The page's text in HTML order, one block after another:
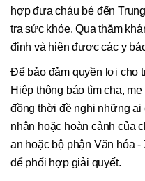
hợp đưa cháu bé đến
tra sức khỏe. Qua thăm
định và hiện được các y
Để bảo đảm quyền lợi cho
Hiệp thông báo tìm cha,
đồng thời đề nghị những ai
nhân hoặc hoàn cảnh của
an hoặc bộ phận Văn hóa
để phối hợp giải quyết.